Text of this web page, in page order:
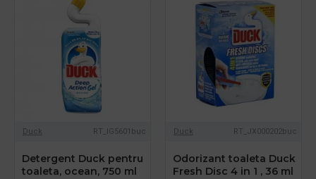
Duck RT_IG5601buc
Detergent Duck pentru
toaleta, ocean, 750 ml
Duck RT_JX000202buc
Odorizant toaleta Duck
Fresh Disc 4 in 1 , 36 ml